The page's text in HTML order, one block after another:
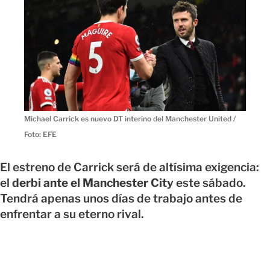
Michael Carrick es nuevo DT interino del Manchester United /
Foto: EFE
El estreno de Carrick será de altísima exigencia:
el derbi ante el Manchester Cityeste sábado.
Tendrá apenas unos días de trabajo antes de
enfrentar a su eterno rival.